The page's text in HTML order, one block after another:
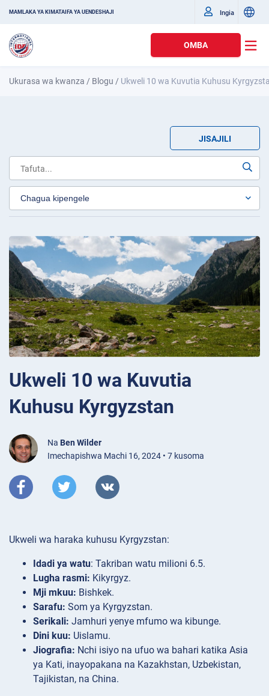
MAMLAKA YA KIMATAIFA YA UENDESHAJI Ingia
OMBA
Ukurasa wa kwanza / Blogu / Ukweli 10 wa Kuvutia Kuhusu
JISAJILI
Ukweli 10 wa Kuvutia
Kuhusu Kyrgyzstan
Na Ben Wilder
Imechapishwa Machi 16, 2024 • 7 kusoma
Ukweli wa haraka kuhusu Kyrgyzstan:
Idadi ya watu: Takriban watu milioni 6.5.
Lugha rasmi: Kikyrgyz.
Mji mkuu: Bishkek.
Sarafu: Som ya Kyrgyzstan.
Serikali: Jamhuri yenye mfumo wa kibunge.
Dini kuu: Uislamu.
Jiografia: Nchi isiyo na ufuo wa bahari katika Asia
ya Kati, inayopakana na Kazakhstan, Uzbekistan,
Tajikistan, na China.